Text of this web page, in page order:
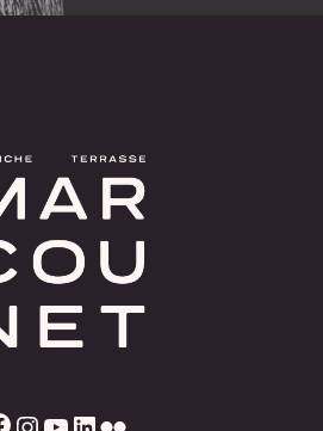
Facebook Instagram YouTube